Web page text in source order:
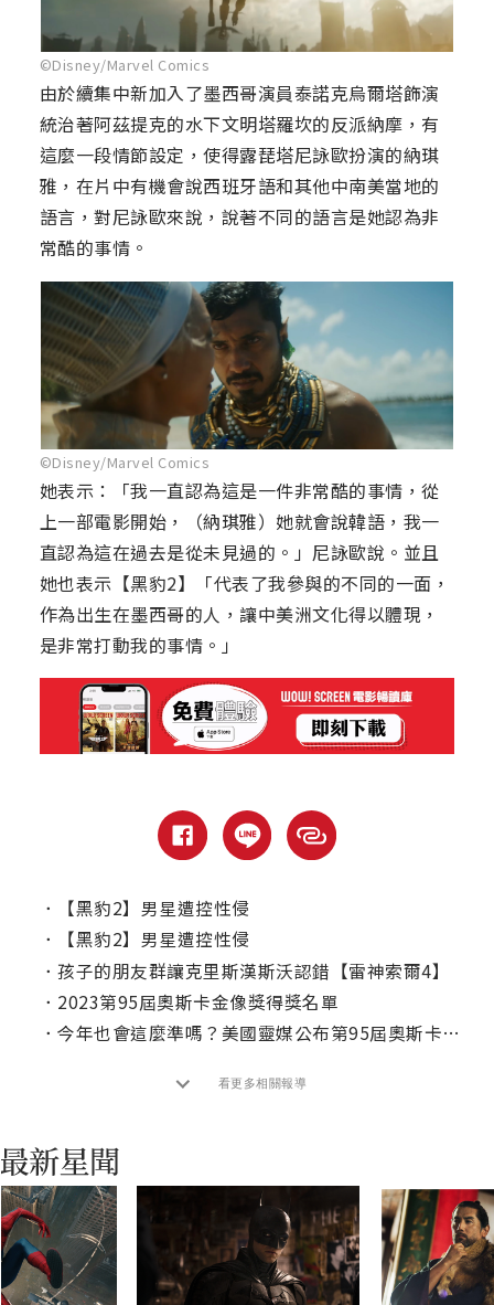
©Disney/Marvel Comics
由於續集中新加入了墨西哥演員泰諾克烏爾塔飾演
統治著阿茲提克的水下文明塔羅坎的反派納摩，有
這麼一段情節設定，使得露琵塔尼詠歐扮演的納琪
雅，在片中有機會說西班牙語和其他中南美當地的
語言，對尼詠歐來說，說著不同的語言是她認為非
常酷的事情。
©Disney/Marvel Comics
她表示：「我一直認為這是一件非常酷的事情，從
上一部電影開始，（納琪雅）她就會說韓語，我一
直認為這在過去是從未見過的。」尼詠歐說。並且
她也表示【黑豹2】「代表了我參與的不同的一面，
作為出生在墨西哥的人，讓中美洲文化得以體現，
是非常打動我的事情。」
．
【黑豹2】男星遭控性侵
．
【黑豹2】男星遭控性侵
． 孩子的朋友群讓克里斯漢斯沃認錯【雷神索爾4】
． 2023第95屆奧斯卡金像獎得獎名單
． 今年也會這麼準嗎？美國靈媒公布第95屆奧斯卡得獎預言名單
看更多相關報導